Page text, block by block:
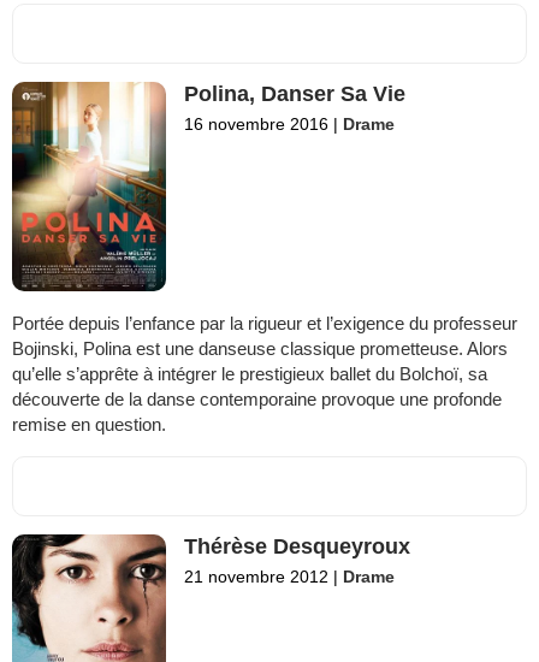
Polina, Danser Sa Vie
16 novembre 2016 | Drame
Portée depuis l’enfance par la rigueur et l’exigence du professeur
Bojinski, Polina est une danseuse classique prometteuse. Alors
qu’elle s’apprête à intégrer le prestigieux ballet du Bolchoï, sa
découverte de la danse contemporaine provoque une profonde
remise en question.
Thérèse Desqueyroux
21 novembre 2012 | Drame